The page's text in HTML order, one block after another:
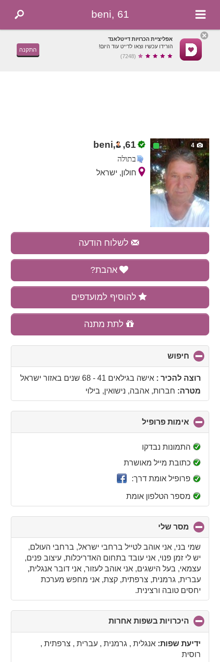
beni, 61
אפליציית הכרויות דייטלאנד
הורידו עכשיו וצאו לדייט עוד היום!
(7248)
התקנה
4
beni, ,61
בתולה
חולון, ישראל
לשלוח הודעה
אהבת?
להוסיף למועדפים
לתת מתנה
חיפוש
to
collapseרוצה להכיר :אישה בגילאים 41 - 68 שנים באזור ישראל
מטרה: חברות, אהבה, נישואין, בילוי
אימות פרופיל
to
התמונות נבדקו
כתובת מייל מאושרת
פרופיל אומת דרך:
מספר הטלפון אומת
מסר שלי
to
collapse
contents
שמי בני, אני אוהב לטייל ברחבי ישראל, ברחבי העולם,
יש לי זמן פנוי, אני עובד בתחום האדריכלות, עיצוב פנים,
עצמאי, בעל הישגים, אני אוהב לעזור, אני דובר אנגלית,
עברית, גרמנית, צרפתית, קצת, אני מחפש מערכת
יחסים טובה ורצינית.
היכרויות בשפות אחרות
to
collapse
ידיעת שפות: אנגלית , גרמנית , עברית , צרפתית ,
רוסית